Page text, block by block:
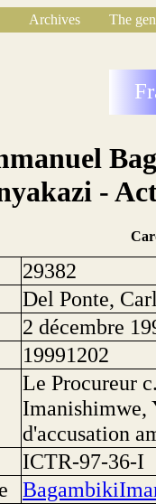
Archives
The
-
29382
Del Ponte,
2 décembre
19991202
Le Procureur
Imanishimwe,
d'accusation
ICTR-97-36-I